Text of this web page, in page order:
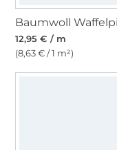
12,95 € / m
(8,63 € / 1 m²)